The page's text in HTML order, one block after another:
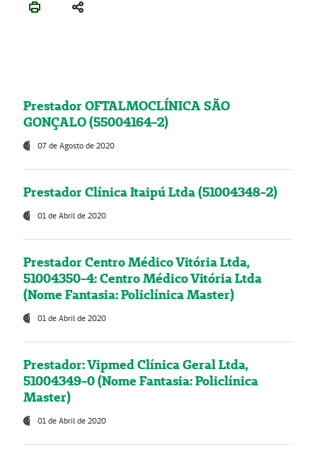
Prestador OFTALMOCLÍNICA SÃO
GONÇALO (55004164-2)
07 de Agosto de 2020
Prestador Clínica Itaipú Ltda (51004348-2)
01 de Abril de 2020
Prestador Centro Médico Vitória Ltda,
51004350-4: Centro Médico Vitória Ltda
(Nome Fantasia: Policlínica Master)
01 de Abril de 2020
Prestador: Vipmed Clínica Geral Ltda,
51004349-0 (Nome Fantasia: Policlínica
Master)
01 de Abril de 2020